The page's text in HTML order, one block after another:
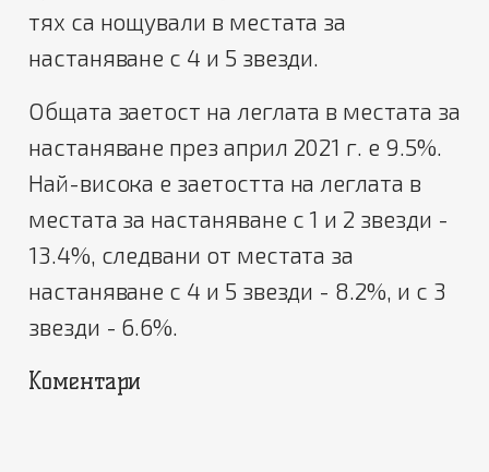
тях са нощували в местата за
настаняване с 4 и 5 звезди.
Общата заетост на леглата в местата за
настаняване през април 2021 г. е 9.5%.
Най-висока е заетостта на леглата в
местата за настаняване с 1 и 2 звезди -
13.4%, следвани от местата за
настаняване с 4 и 5 звезди - 8.2%, и с 3
звезди - 6.6%.
Коментари